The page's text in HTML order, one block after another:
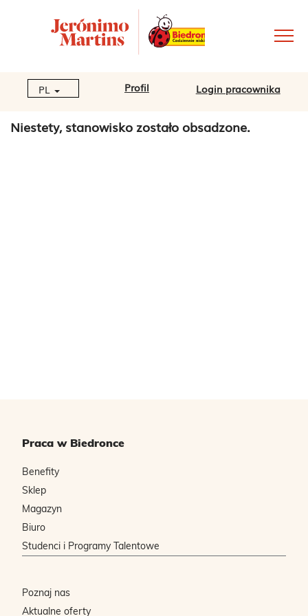
PL Profil Login pracownika
Niestety, stanowisko zostało obsadzone.
Praca w Biedronce
Benefity
Sklep
Magazyn
Biuro
Studenci i Programy Talentowe
Poznaj nas
Aktualne oferty